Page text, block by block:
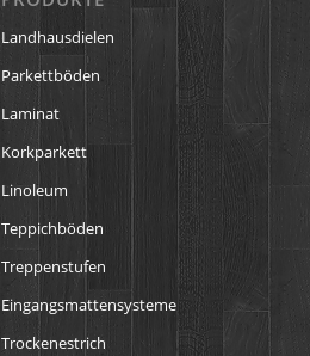
Landhausdielen
Parkettböden
Laminat
Korkparkett
Linoleum
Teppichböden
Treppenstufen
Eingangsmattensysteme
Trockenestrich